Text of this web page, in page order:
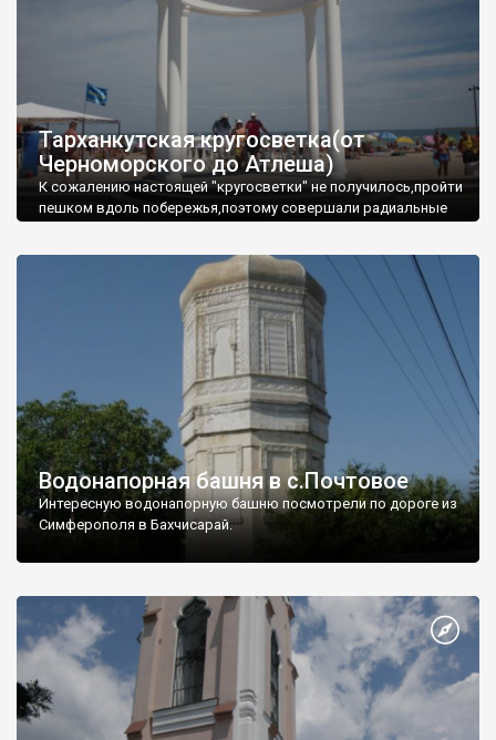
Тарханкутская кругосветка(от
Черноморского до Атлеша)
К сожалению настоящей "кругосветки" не получилось,пройти
пешком вдоль побережья,поэтому совершали радиальные
Водонапорная башня в с.Почтовое
Интересную водонапорную башню посмотрели по дороге из
Симферополя в Бахчисарай.